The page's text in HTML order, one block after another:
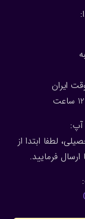
2 ساعت
آپ:
لطفا ابتدا از
فرمایید.